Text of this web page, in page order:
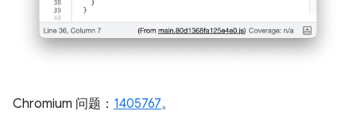
Chromium 问题： 1405767。